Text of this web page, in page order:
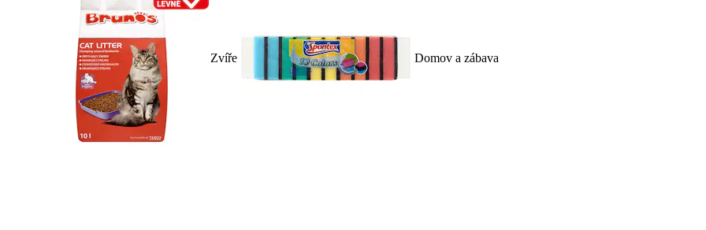
Zvíře Domov a zábava